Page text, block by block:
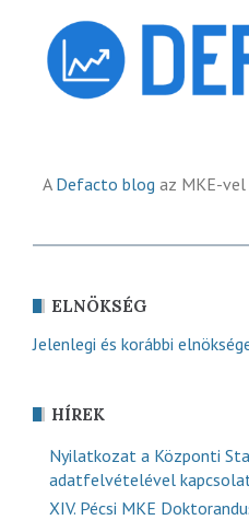
A Defacto blog az MKE-
ELNÖKSÉG
Jelenlegi és korábbi
HÍREK
Nyilatkozat a Központi
adatfelvételével
XIV. Pécsi MKE